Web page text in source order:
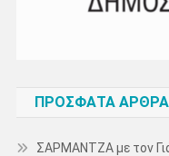
ΠΡΌΣΦΑΤΑ ΆΡΘΡΑ
ΣΑΡΜΑΝΤΖΑ με τον